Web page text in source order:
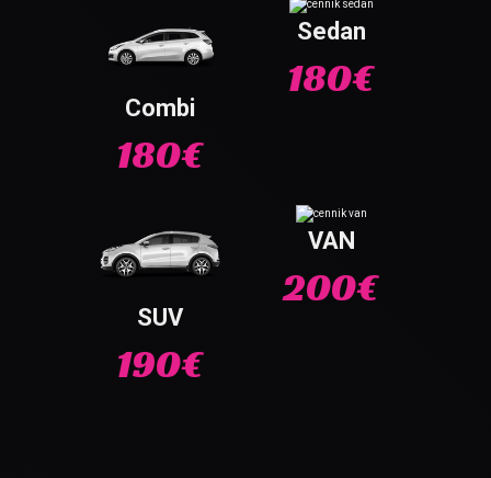
Combi
180€
Sedan
180€
SUV
190€
VAN
200€